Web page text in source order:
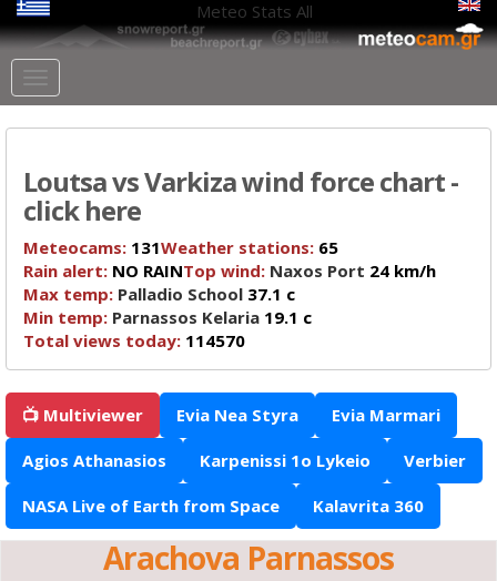
Meteo Stats All
Loutsa vs Varkiza wind force chart -
click here
Meteocams: 131Weather stations: 65
Rain alert: NO RAINTop wind: Naxos Port 24 km/h
Max temp: Palladio School 37.1 c
Min temp: Parnassos Kelaria 19.1 c
Total views today: 114570
📺 Multiviewer Evia Nea Styra Evia Marmari
Agios Athanasios Karpenissi 1o Lykeio Verbier
NASA Live of Earth from Space Kalavrita 360
Arachova Parnassos